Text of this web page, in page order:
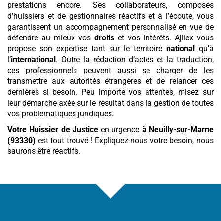
prestations encore. Ses collaborateurs, composés
d’huissiers et de gestionnaires réactifs et à l’écoute, vous
garantissent un accompagnement personnalisé en vue de
défendre au mieux vos droits et vos intérêts. Ajilex vous
propose son expertise tant sur le territoire national
qu’à
l’international . Outre la rédaction d’actes et la traduction,
ces professionnels peuvent aussi se charger de les
transmettre aux autorités étrangères et de relancer ces
dernières si besoin. Peu importe vos attentes, misez sur
leur démarche axée sur le résultat dans la gestion de toutes
vos problématiques juridiques.
Votre Huissier de Justiceen urgence à Neuilly-sur-Marne
(93330) est tout trouvé ! Expliquez-nous votre besoin, nous
saurons être réactifs.